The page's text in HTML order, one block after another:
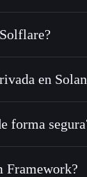
USDC o miles
a lo largo del
públicamente
en
forma
cartera
Framework?